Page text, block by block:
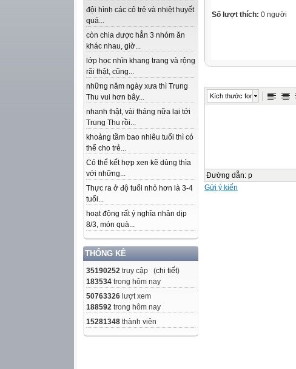
đội hình các cô trẻ và nhiệt huyết
quá...
còn chia được hẳn 3 nhóm ăn
khác nhau, giờ...
lớp học nhìn khang trang và rộng
rãi thật, cũng...
những năm ngày xưa thì Trung
Thu vui hơn bây...
nhanh thật, vài tháng nữa lại tới
Trung Thu rồi...
khoảng tầm bao nhiêu tuổi thì có
thể cho trẻ...
Có thể kết hợp xen kẽ dùng thìa
với những...
Thực ra ở độ tuổi nhỏ hơn là 3-4
tuổi...
hoạt động rất ý nghĩa nhân dịp
8/3, món quà...
THỐNG KÊ
35190252 truy cập (chi tiết)
183534 trong hôm nay
50763326 lượt xem
188592 trong hôm nay
15281348 thành viên
Số lượt thích: 0 người
Kích thước font
Đường dẫn: p
Gửi ý kiến